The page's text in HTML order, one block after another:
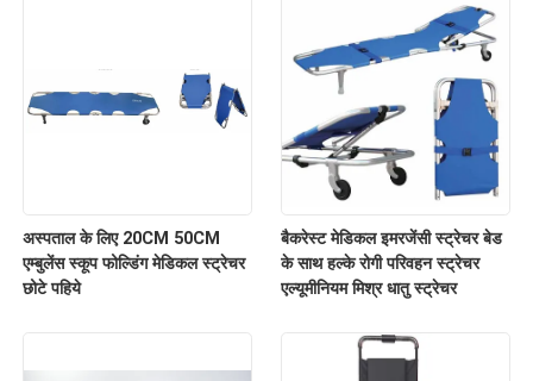
अस्पताल के लिए 20CM 50CM
एम्बुलेंस स्कूप फोल्डिंग मेडिकल स्ट्रेचर
छोटे पहिये
बैकरेस्ट मेडिकल इमरजेंसी स्ट्रेचर बेड
के साथ हल्के रोगी परिवहन स्ट्रेचर
एल्यूमीनियम मिश्र धातु स्ट्रेचर